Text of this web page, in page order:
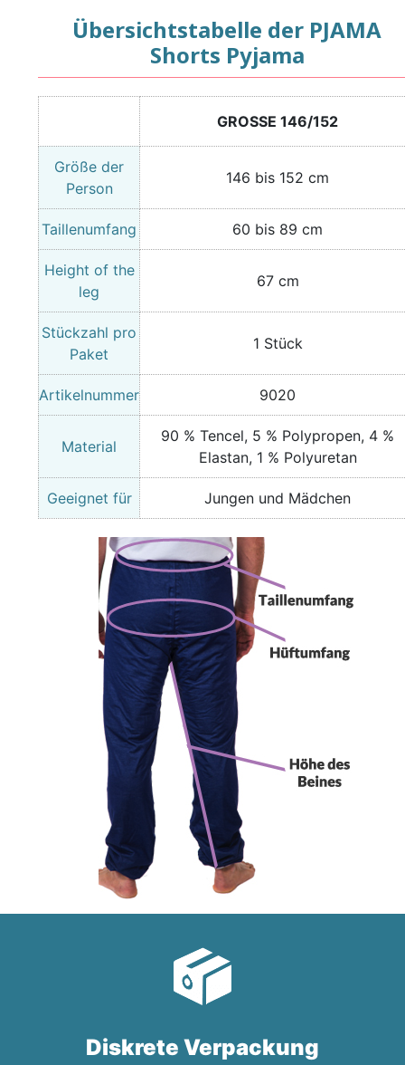
Übersichtstabelle der PJAMA
Shorts Pyjama
GROSSE 146/152
Größe der
Person
146 bis 152 cm
Taillenumfang 60 bis 89 cm
Height of the
leg
67 cm
Stückzahl pro
Paket
1 Stück
Artikelnummer 9020
Material
90 % Tencel, 5 % Polypropen, 4 %
Elastan, 1 % Polyuretan
Geeignet für Jungen und Mädchen
Diskrete Verpackung